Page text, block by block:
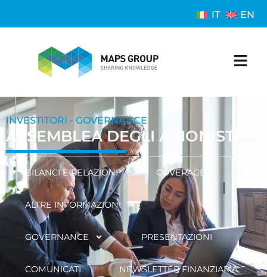
IT EN
INVESTITORI - GOVERNANCE
ASSEMBLEA DEGLI AZIONISTI
BILANCI E RELAZIONI COVERAGE
ALTRE INFORMAZIONI
GOVERNANCE PRESENTAZIONI
COMUNICATI NEWSLETTER FINANZIARIA